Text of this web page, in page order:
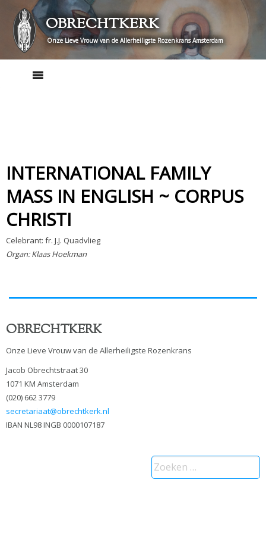
content
OBRECHTKERK
Onze Lieve Vrouw van de Allerheiligste Rozenkrans Amsterdam
INTERNATIONAL FAMILY
MASS IN ENGLISH ~ CORPUS
CHRISTI
Celebrant: fr. J.J. Quadvlieg
Organ: Klaas Hoekman
OBRECHTKERK
Onze Lieve Vrouw van de Allerheiligste Rozenkrans
Jacob Obrechtstraat 30
1071 KM Amsterdam
(020) 662 3779
secretariaat@obrechtkerk.nl
IBAN NL98 INGB 0000107187
Zoeken
naar: